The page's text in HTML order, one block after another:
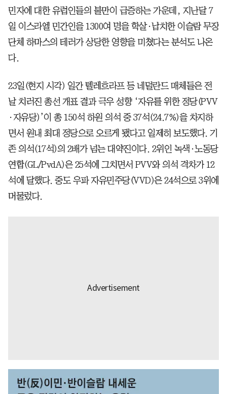
민자에 대한 유럽인들의 불만이 급증하는 가운데, 지난달 7
일 이스라엘 민간인을 1300여 명을 학살·납치한 이슬람 무장
단체 하마스의 테러가 상당한 영향을 미쳤다는 분석도 나온
다.
23일(현지 시각) 일간 텔레흐라프 등 네덜란드 매체들은 전
날 치러진 총선 개표 결과 극우 성향 ‘자유를 위한 정당(PVV
·자유당)’이 총 150석 하원 의석 중 37석(24.7%)을 차지하
면서 원내 최대 정당으로 오르게 됐다고 일제히 보도했다. 기
존 의석(17석)의 2배가 넘는 대약진이다. 2위인 녹색·노동당
연합(GL/PvdA)은 25석에 그치면서 PVV와 의석 격차가 12
석에 달했다. 중도 우파 자유민주당(VVD)은 24석으로 3위에
머물렀다.